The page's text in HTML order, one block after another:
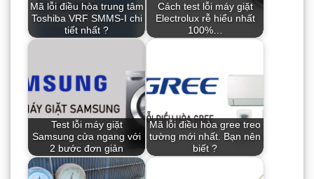
Mã lỗi điều hòa trung tâm
Toshiba VRF SMMS-I chi
tiết nhất ?
Cách test lỗi máy giặt
Electrolux rễ hiểu nhất
100%…
Test lỗi máy giặt
Samsung cửa ngang với
2 bước đơn giản
Mã lỗi điều hòa gree treo
tường mới nhất. Bạn nên
biết ?